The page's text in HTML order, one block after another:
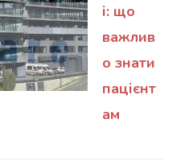
і: що
важлив
о знати
пацієнт
ам